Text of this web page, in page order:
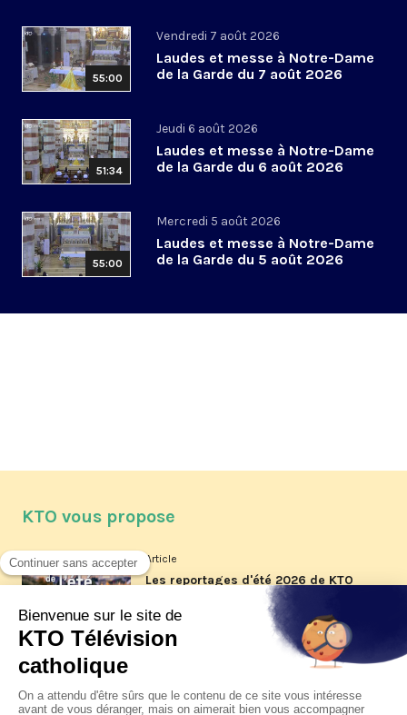
55:00
Vendredi 7 août 2026
Laudes et messe à Notre-Dame
de la Garde du 7 août 2026
51:34
Jeudi 6 août 2026
Laudes et messe à Notre-Dame
de la Garde du 6 août 2026
55:00
Mercredi 5 août 2026
Laudes et messe à Notre-Dame
de la Garde du 5 août 2026
KTO vous propose
Article
Les reportages d'été 2026 de KTO
Article
La visite pastorale du pape Léon
jeudi 6 août